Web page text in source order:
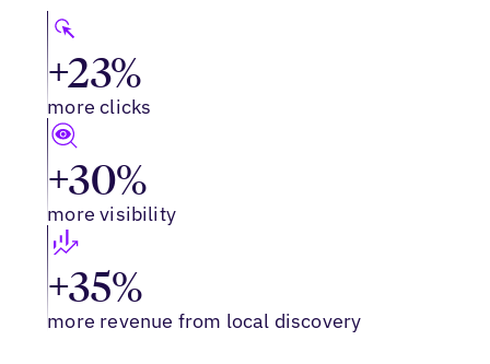
+23%
more clicks
+30%
more visibility
+35%
more revenue from local discovery